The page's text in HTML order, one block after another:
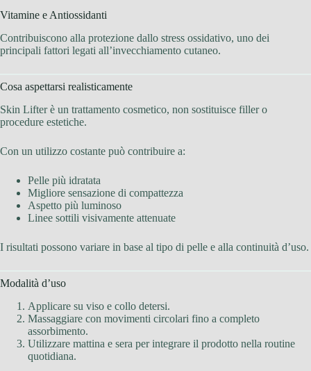
Vitamine e Antiossidanti
Contribuiscono alla protezione dallo stress ossidativo, uno dei
principali fattori legati all’invecchiamento cutaneo.
Cosa aspettarsi realisticamente
Skin Lifter è un trattamento cosmetico, non sostituisce filler o
procedure estetiche.
Con un utilizzo costante può contribuire a:
Pelle più idratata
Migliore sensazione di compattezza
Aspetto più luminoso
Linee sottili visivamente attenuate
I risultati possono variare in base al tipo di pelle e alla continuità d’uso.
Modalità d’uso
Applicare su viso e collo detersi.
Massaggiare con movimenti circolari fino a completo
assorbimento.
Utilizzare mattina e sera per integrare il prodotto nella routine
quotidiana.